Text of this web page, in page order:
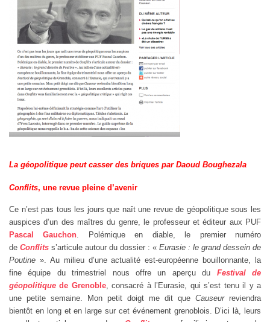
La géopolitique peut casser des briques par Daoud Boughezala
Conflits, une revue pleine d’avenir
Ce n’est pas tous les jours que naît une revue de géopolitique sous les
auspices d’un des maîtres du genre, le professeur et éditeur aux PUF
Pascal Gauchon . Polémique en diable, le premier numéro
de Conflits s’articule autour du dossier : « Eurasie : le grand dessein de
Poutine ». Au milieu d’une actualité est-européenne bouillonnante, la
fine équipe du trimestriel nous offre un aperçu du Festival de
géopolitique de Grenoble, consacré à l’Eurasie, qui s’est tenu il y a
une petite semaine. Mon petit doigt me dit que Causeurreviendra
bientôt en long et en large sur cet événement grenoblois. D’ici là, leurs